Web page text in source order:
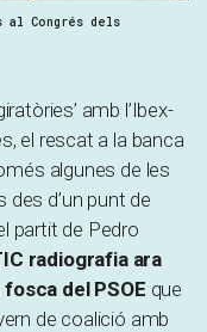
al Congrés dels
amb l’Ibex-
el rescat a la banca
algunes de les
d’un punt de
partit de Pedro
radiografia ara
del PSOE que
de coalició amb